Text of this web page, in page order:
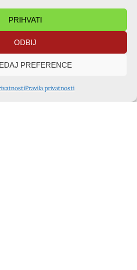
PRIHVATI
ODBIJ
PREFERENCE
Pravila privatnosti